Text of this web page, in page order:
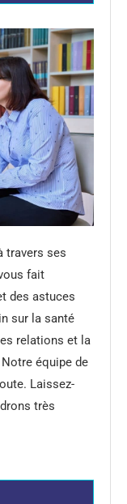
travers ses
fait
des astuces
sur la santé
relations et la
équipe de
Laissez-
très